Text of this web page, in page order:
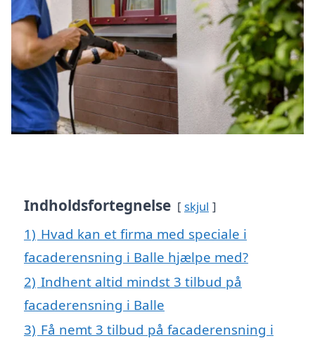
Indholdsfortegnelse skjul
1) Hvad kan et firma med speciale i
facaderensning i Balle hjælpe med?
2) Indhent altid mindst 3 tilbud på
facaderensning i Balle
3) Få nemt 3 tilbud på facaderensning i